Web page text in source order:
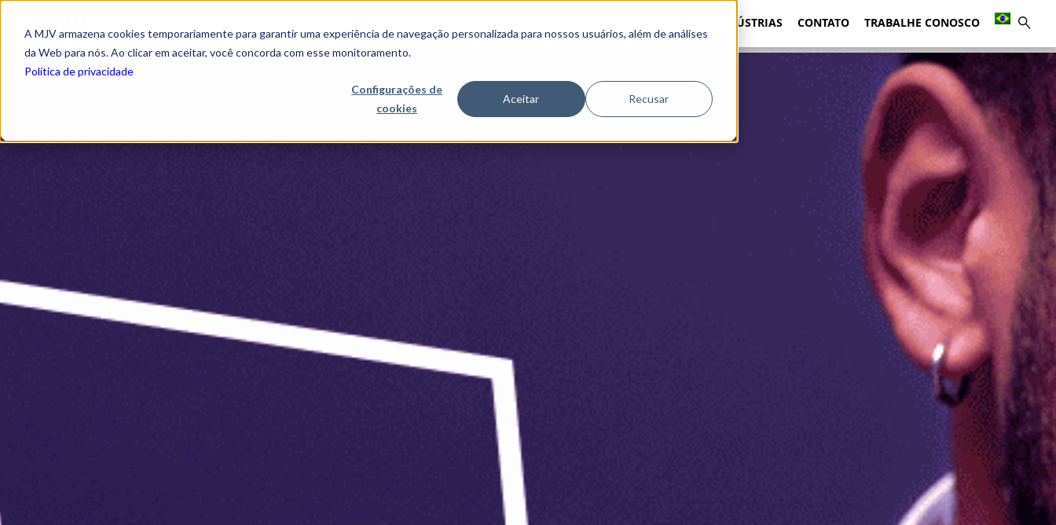
A MJV armazena cookies temporariamente para garantir uma experiência de navegação personalizada para nossos usuários, além de análises
da Web para nós. Ao clicar em aceitar, você concorda com esse monitoramento.
Política de privacidade
Configurações de
cookies
Aceitar Recusar
INDÚSTRIAS CONTATO TRABALHE CONOSCO